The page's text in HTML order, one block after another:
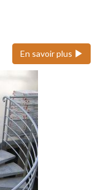
En savoir plus